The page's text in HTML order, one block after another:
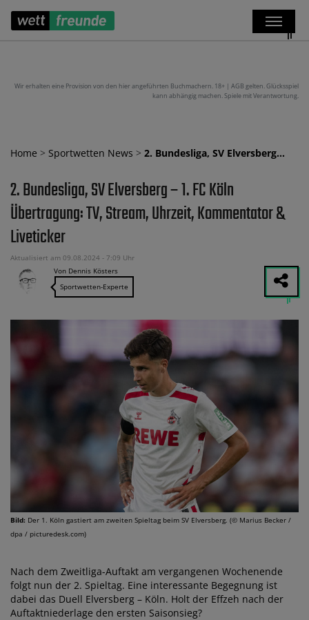
Wir erhalten eine Provision von den hier angeführten Buchmachern. 18+ | AGB gelten. Glücksspiel
kann abhängig machen. Spiele mit Verantwortung.
Home > Sportwetten News > 2. Bundesliga, SV Elversberg…
2. Bundesliga, SV Elversberg – 1. FC Köln
Übertragung: TV, Stream, Uhrzeit, Kommentator &
Liveticker
Aktualisiert am 09.08.2024 - 7:09 Uhr
Von Dennis Kösters
Sportwetten-Experte
Bild: Der 1. Köln gastiert am zweiten Spieltag beim SV Elversberg. (© Marius Becker /
dpa / picturedesk.com)
Nach dem Zweitliga-Auftakt am vergangenen Wochenende
folgt nun der 2. Spieltag. Eine interessante Begegnung ist
dabei das Duell Elversberg – Köln. Holt der Effzeh nach der
Auftaktniederlage den ersten Saisonsieg?